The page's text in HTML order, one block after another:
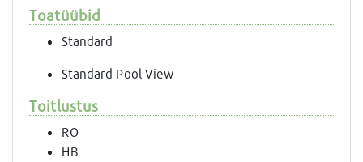
Toatüübid
Standard
Standard Pool View
Toitlustus
RO
HB